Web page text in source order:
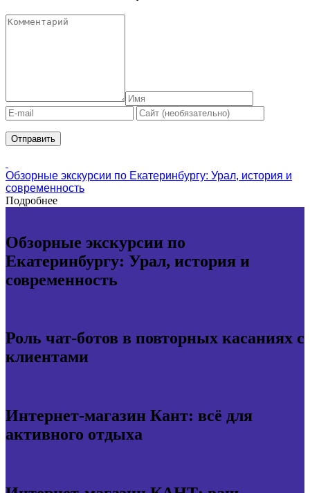
Обзорные экскурсии по Екатеринбургу: Урал, история и
современность
Подробнее
Обзорные экскурсии по
Екатеринбургу: Урал, история и
современность
Роль чат-ботов в повторных касаниях с
клиентами
Интернет-магазин Кант: всё для
активного отдыха